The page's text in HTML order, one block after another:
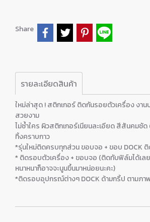
Share
รายละเอียดสินค้า
ใหม่ล่าสุด ! สติกเกอร์ ติดกันรอยตัวเครื่อง งา
สวยงาม
ไม่ซ้ำใคร ผิวสติกเกอร์เนียนละเอียด สีสันคมชั
ทิ้งคราบกาว
*รุ่นใหม่ติดครบทุกส่วน ขอบจอ + ขอบ DOCK
* ติดรอบตัวเครื่อง + ขอบจอ (ติดทับฟิล์มได้เล
หนาหนาก็อาจจะนูนขึ้นมาหน่อยนะคะ)
*ติดรอบอุปกรณ์ต่างๆ DOCK ด้ามกริ้ป ตามภาพ